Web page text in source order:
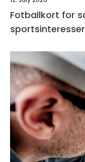
Fotballkort for